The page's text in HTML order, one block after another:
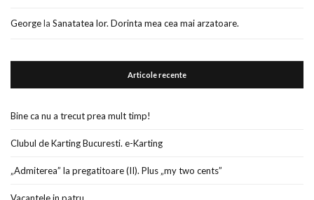
Georgela Sanatatea lor. Dorinta mea cea mai arzatoare.
Articole recente
Bine ca nu a trecut prea mult timp!
Clubul de Karting Bucuresti. e-Karting
„Admiterea” la pregatitoare (II). Plus „my two cents”